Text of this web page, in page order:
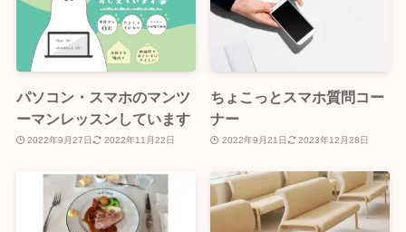
パソコン・スマホのマンツ
ーマンレッスンしています
2022年9月27日 2022年11月22日
ちょこっとスマホ質問コー
ナー
2022年9月21日 2023年12月28日